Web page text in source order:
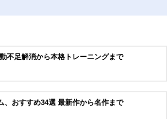
不足解消から本格トレーニングまで
おすすめ34選 最新作から名作まで